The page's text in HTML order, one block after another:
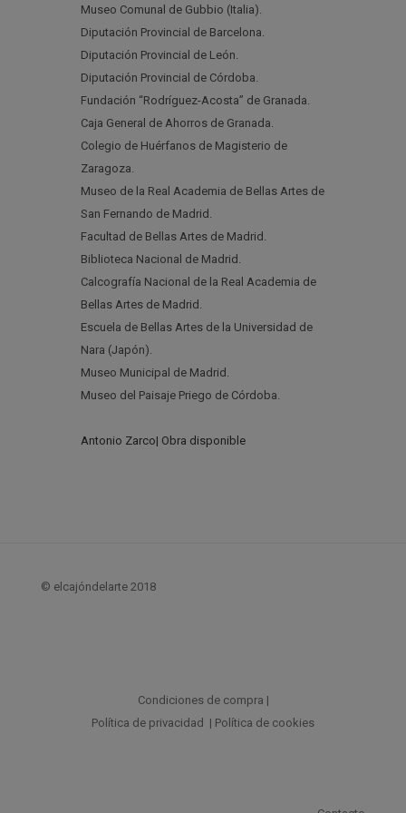
Museo Comunal de Gubbio (Italia).
Diputación Provincial de Barcelona.
Diputación Provincial de León.
Diputación Provincial de Córdoba.
Fundación “Rodríguez-Acosta” de Granada.
Caja General de Ahorros de Granada.
Colegio de Huérfanos de Magisterio de
Zaragoza.
Museo de la Real Academia de Bellas Artes de
San Fernando de Madrid.
Facultad de Bellas Artes de Madrid.
Biblioteca Nacional de Madrid.
Calcografía Nacional de la Real Academia de
Bellas Artes de Madrid.
Escuela de Bellas Artes de la Universidad de
Nara (Japón).
Museo Municipal de Madrid.
Museo del Paisaje Priego de Córdoba.
Antonio Zarco| Obra disponible
© elcajóndelarte 2018
Condiciones de compra |
Política de privacidad | Política de cookies